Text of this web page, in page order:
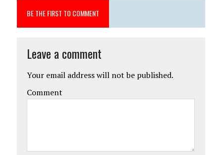
BE THE FIRST TO COMMENT
Leave a comment
Your email address will not be published.
Comment